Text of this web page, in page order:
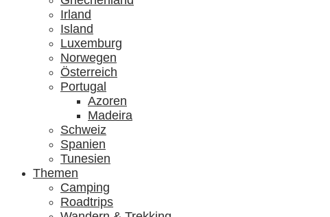
Irland
Island
Luxemburg
Norwegen
Österreich
Portugal
Azoren
Madeira
Schweiz
Spanien
Tunesien
Themen
Camping
Roadtrips